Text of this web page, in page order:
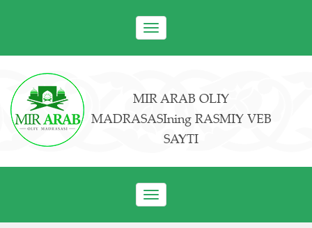
Toggle
navigation
MIR ARAB OLIY
MADRASASIning RASMIY VEB
SAYTI
Toggle
navigation